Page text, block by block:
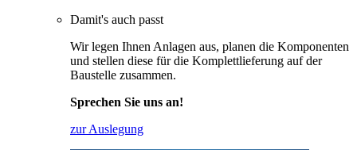
Damit's auch passt
Wir legen Ihnen Anlagen aus, planen die Komponenten
und stellen diese für die Komplettlieferung auf der
Baustelle zusammen.
Sprechen Sie uns an!
zur Auslegung